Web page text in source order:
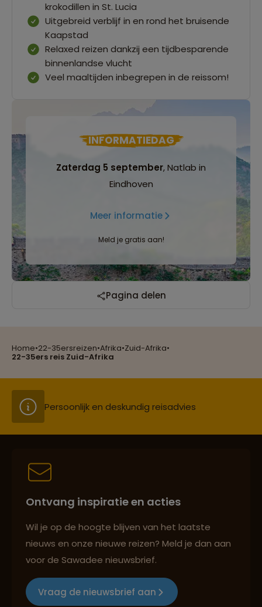
Home•22-35ersreizen•Afrika•Zuid-Afrika•
22-35ers reis Zuid-Afrika
krokodillen in St. Lucia
Uitgebreid verblijf in en rond het bruisende
Kaapstad
Relaxed reizen dankzij een tijdbesparende
binnenlandse vlucht
Veel maaltijden inbegrepen in de reissom!
INFORMATIEDAG
Zaterdag 5 september, Natlab in
Eindhoven
Meer informatie
Meld je gratis aan!
Pagina delen
Reizen met oog voor mens, cultuur en milieu
Groepsreizen mét indivuele vrijheid
Persoonlijk en deskundig reisadvies
Best beoordeelde reisroutes
Ontvang inspiratie en acties
Wil je op de hoogte blijven van het laatste
nieuws en onze nieuwe reizen? Meld je dan aan
voor de Sawadee nieuwsbrief.
Vraag de nieuwsbrief aan